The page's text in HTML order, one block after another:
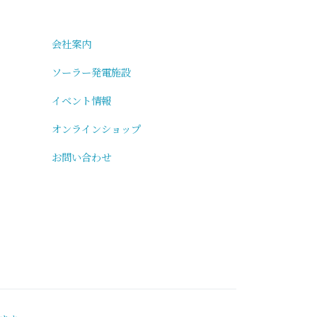
会社案内
ソーラー発電施設
イベント情報
オンラインショップ
お問い合わせ